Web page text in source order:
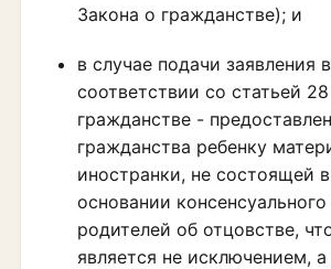
Закона о гражданстве); и
в случае подачи заявления в
соответствии со статьей
гражданстве -
гражданства ребенку
иностранки, не состоящей
основании консенсуального
родителей об отцовстве,
является не исключением,